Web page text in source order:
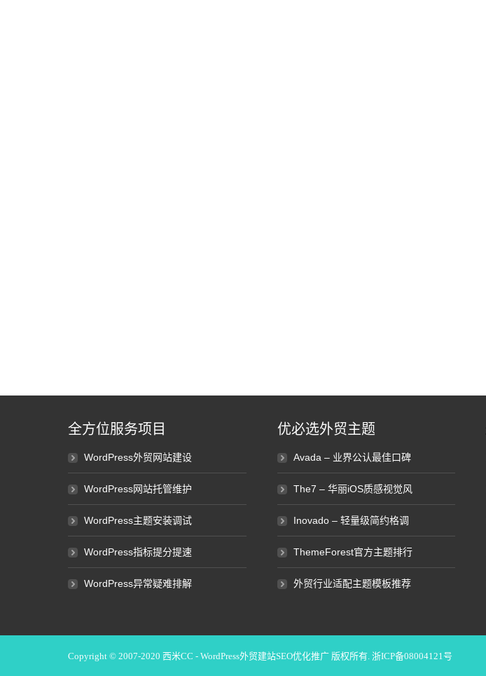
全方位服务项目
WordPress外贸网站建设
WordPress网站托管维护
WordPress主题安装调试
WordPress指标提分提速
WordPress异常疑难排解
优必选外贸主题
Avada – 业界公认最佳口碑
The7 – 华丽iOS质感视觉风
Inovado – 轻量级简约格调
ThemeForest官方主题排行
外贸行业适配主题模板推荐
Copyright © 2007-2020 西米CC - WordPress外贸建站SEO优化推广 版权所有. 浙ICP备08004121号